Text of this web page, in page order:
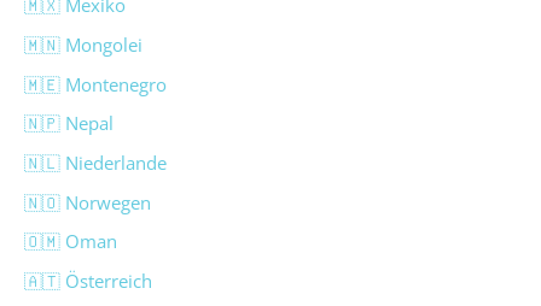
🇲🇽 Mexiko
🇲🇳 Mongolei
🇲🇪 Montenegro
🇳🇵 Nepal
🇳🇱 Niederlande
🇳🇴 Norwegen
🇴🇲 Oman
🇦🇹 Österreich